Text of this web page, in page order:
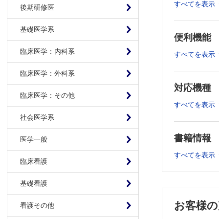
後期研修医
基礎医学系
臨床医学：内科系
臨床医学：外科系
臨床医学：その他
社会医学系
医学一般
臨床看護
基礎看護
看護その他
2．タイ
4．腸管
5．抗菌
Ⅲ．免疫・
8．抗原
11．ILC
13．腸内
14．腸内
第2章 臓器特
すべてを表示
便利機能
すべてを表示
対応機種
すべてを表示
書籍情報
すべてを表示
お客様